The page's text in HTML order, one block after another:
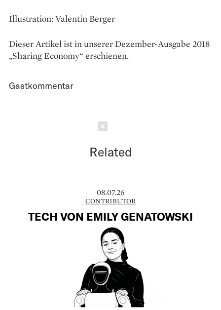
Illustration: Valentin Berger
Dieser Artikel ist in unserer Dezember-Ausgabe 2018
„Sharing Economy“ erschienen.
Gastkommentar
Related
08.07.26
CONTRIBUTOR
TECH VON EMILY GENATOWSKI